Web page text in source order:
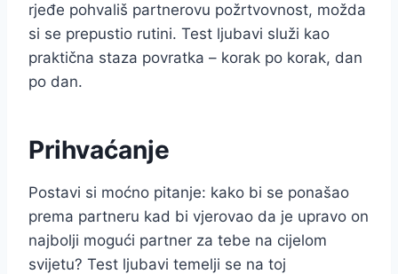
rjeđe pohvališ partnerovu požrtvovnost, možda
si se prepustio rutini. Test ljubavi služi kao
praktična staza povratka – korak po korak, dan
po dan.
Prihvaćanje
Postavi si moćno pitanje: kako bi se ponašao
prema partneru kad bi vjerovao da je upravo on
najbolji mogući partner za tebe na cijelom
svijetu? Test ljubavi temelji se na toj